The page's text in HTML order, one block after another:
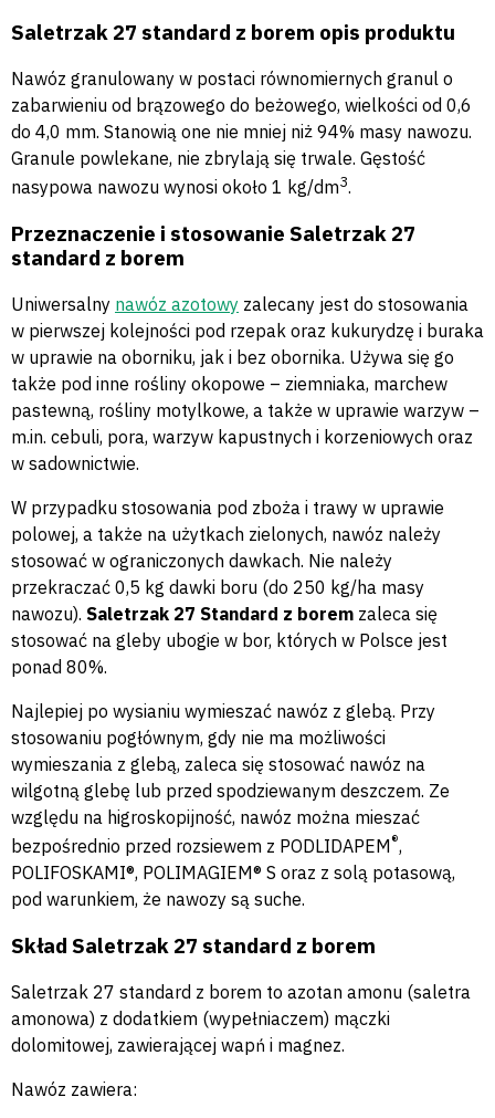
Saletrzak 27 standard z borem opis produktu
Nawóz granulowany w postaci równomiernych granul o
zabarwieniu od brązowego do beżowego, wielkości od 0,6
do 4,0 mm. Stanowią one nie mniej niż 94% masy nawozu.
Granule powlekane, nie zbrylają się trwale. Gęstość
nasypowa nawozu wynosi około 1 kg/dm3.
Przeznaczenie i stosowanie Saletrzak 27
standard z borem
Uniwersalny nawóz azotowy zalecany jest do stosowania
w pierwszej kolejności pod rzepak oraz kukurydzę i buraka
w uprawie na oborniku, jak i bez obornika. Używa się go
także pod inne rośliny okopowe – ziemniaka, marchew
pastewną, rośliny motylkowe, a także w uprawie warzyw –
m.in. cebuli, pora, warzyw kapustnych i korzeniowych oraz
w sadownictwie.
W przypadku stosowania pod zboża i trawy w uprawie
polowej, a także na użytkach zielonych, nawóz należy
stosować w ograniczonych dawkach. Nie należy
przekraczać 0,5 kg dawki boru (do 250 kg/ha masy
nawozu). Saletrzak 27 Standard z borem zaleca się
stosować na gleby ubogie w bor, których w Polsce jest
ponad 80%.
Najlepiej po wysianiu wymieszać nawóz z glebą. Przy
stosowaniu pogłównym, gdy nie ma możliwości
wymieszania z glebą, zaleca się stosować nawóz na
wilgotną glebę lub przed spodziewanym deszczem. Ze
względu na higroskopijność, nawóz można mieszać
bezpośrednio przed rozsiewem z PODLIDAPEM®,
POLIFOSKAMI®, POLIMAGIEM® S oraz z solą potasową,
pod warunkiem, że nawozy są suche.
Skład Saletrzak 27 standard z borem
Saletrzak 27 standard z borem to azotan amonu (saletra
amonowa) z dodatkiem (wypełniaczem) mączki
dolomitowej, zawierającej wapń i magnez.
Nawóz zawiera: